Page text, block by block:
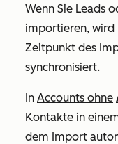
Wenn Sie Leads
importieren, wird
Zeitpunkt des
synchronisiert.
In Accounts ohne
Kontakte in
dem Import